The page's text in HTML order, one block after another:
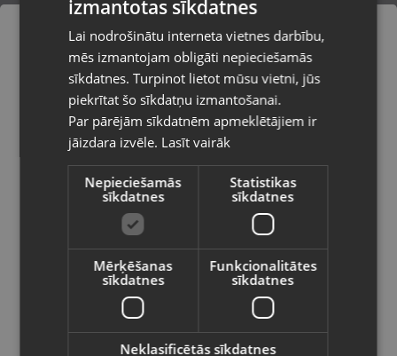
Zelts Kulons
Rīga, Audēju iela 6
Stāvoklis Restaurēts (Garantija 24 mēneši)
565.00€
€ /mēn.
Zelta Kulons
Pasūtījumi tiks piegādāti uz
izvēlēto valsti
Vietnes saturs būs attēlots izvēlētajā
valodā
Valsts
Latviešu / Latvian
RUSSIAN
izmantotas sīkdatnes
Lai nodrošinātu interneta vietnes darbību,
mēs izmantojam obligāti nepieciešamās
sīkdatnes. Turpinot lietot mūsu vietni, jūs
piekrītat šo sīkdatņu izmantošanai.
Par pārējām sīkdatnēm apmeklētājiem ir
jāizdara izvēle. Lasīt vairāk
Nepieciešamās
sīkdatnes
Statistikas
sīkdatnes
Mērķēšanas
sīkdatnes
Funkcionalitātes
sīkdatnes
Neklasificētās sīkdatnes